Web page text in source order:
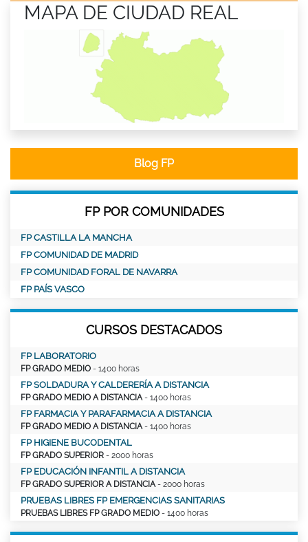
MAPA DE CIUDAD REAL
Blog FP
FP POR COMUNIDADES
FP CASTILLA LA MANCHA
FP COMUNIDAD DE MADRID
FP COMUNIDAD FORAL DE NAVARRA
FP PAÍS VASCO
CURSOS DESTACADOS
FP LABORATORIO
FP GRADO MEDIO - 1400 horas
FP SOLDADURA Y CALDERERÍA A DISTANCIA
FP GRADO MEDIO A DISTANCIA - 1400 horas
FP FARMACIA Y PARAFARMACIA A DISTANCIA
FP GRADO MEDIO A DISTANCIA - 1400 horas
FP HIGIENE BUCODENTAL
FP GRADO SUPERIOR - 2000 horas
FP EDUCACIÓN INFANTIL A DISTANCIA
FP GRADO SUPERIOR A DISTANCIA - 2000 horas
PRUEBAS LIBRES FP EMERGENCIAS SANITARIAS
PRUEBAS LIBRES FP GRADO MEDIO - 1400 horas